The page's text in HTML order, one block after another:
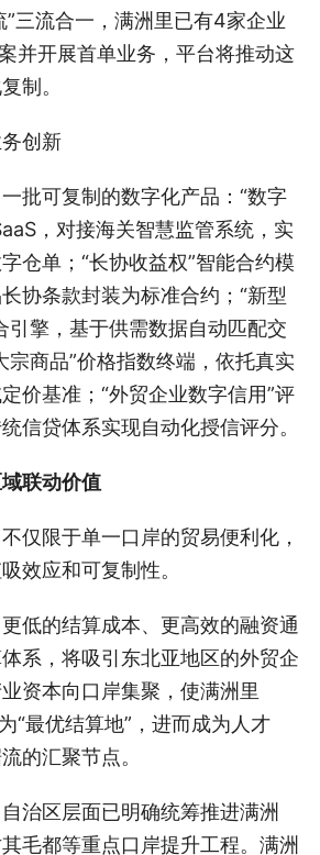
三流合一，满洲里已有4家企业
并开展首单业务，平台将推动这
制。
务创新
批可复制的数字化产品：“数字
，对接海关智慧监管系统，实
仓单；“长协收益权”智能合约模
协条款封装为标准合约；“新型
引擎，基于供需数据自动匹配交
宗商品”价格指数终端，依托真实
价基准；“外贸企业数字信用”评
信贷体系实现自动化授信评分。
联动价值
仅限于单一口岸的贸易便利化，
效应和可复制性。
低的结算成本、更高效的融资通
系，将吸引东北亚地区的外贸企
资本向口岸集聚，使满洲里
“最优结算地”，进而成为人才
的汇聚节点。
治区层面已明确统筹推进满洲
毛都等重点口岸提升工程。满洲